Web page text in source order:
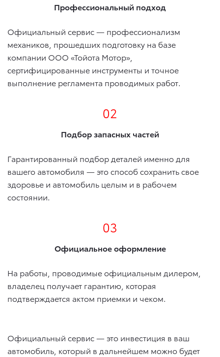
Профессиональный подход
Официальный сервис — профессионализм
механиков, прошедших подготовку на базе
компании ООО «Тойота Мотор»,
сертифицированные инструменты и точное
выполнение регламента проводимых работ.
02
Подбор запасных частей
Гарантированный подбор деталей именно для
вашего автомобиля — это способ сохранить свое
здоровье и автомобиль целым и в рабочем
состоянии.
03
Официальное оформление
На работы, проводимые официальным дилером,
владелец получает гарантию, которая
подтверждается актом приемки и чеком.
Официальный сервис — это инвестиция в ваш
автомобиль, который в дальнейшем можно будет